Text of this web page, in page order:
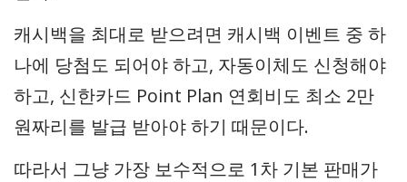
캐시백을 최대로 받으려면 캐시백 이벤트 중 하
나에 당첨도 되어야 하고, 자동이체도 신청해야
하고, 신한카드 Point Plan 연회비도 최소 2만
원짜리를 발급 받아야 하기 때문이다.
따라서 그냥 가장 보수적으로 1차 기본 판매가